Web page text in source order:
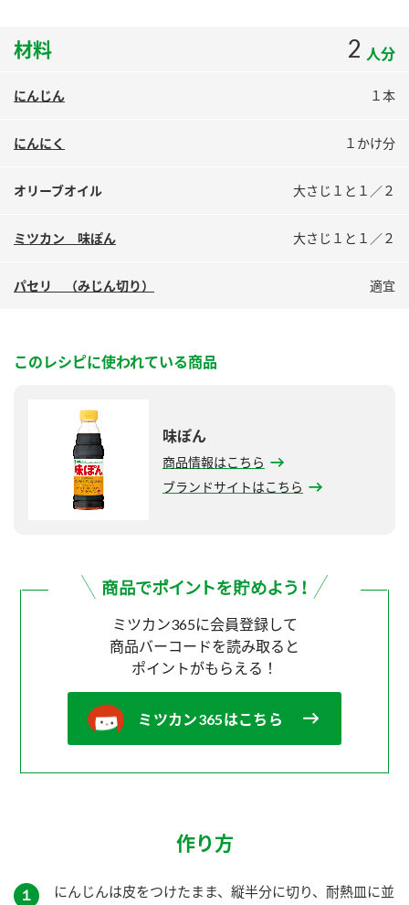
納豆の豆知識
ロングセラー商品 ＋ おすすめレシピ
ミツカン公式通販
材料 2 人分
にんじん １本
にんにく １かけ分
オリーブオイル 大さじ１と１／２
ミツカン 味ぽん 大さじ１と１／２
パセリ （みじん切り） 適宜
このレシピに使われている商品
味ぽん
商品情報はこちら
ブランドサイトはこちら
ミツカン365に会員登録して
商品バーコードを読み取ると
ポイントがもらえる！
ミツカン365はこちら
作り方
１
にんじんは皮をつけたまま、縦半分に切り、耐熱皿に並